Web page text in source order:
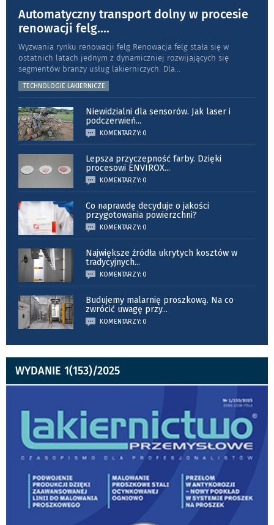
Automatyczny transport dolny w procesie
renowacji felg....
Wyzwania rynku renowacji felg Renowacja felg stała się w
ostatnich latach jednym z dynamiczniej rozwijających się
segmentów branży usług lakierniczych. Dla
TECHNOLOGIE LAKIERNICZE
Niewidzialni dla sensorów. Jak laser i
podczerwień...
KOMENTARZY: 0
Lepsza przyczepność farby. Dzięki
procesowi ENVIROX...
KOMENTARZY: 0
Co naprawdę decyduje o jakości
przygotowania powierzchni?
KOMENTARZY: 0
Największe źródła ukrytych kosztów w
tradycyjnych...
KOMENTARZY: 0
Budujemy malarnię proszkową. Na co
zwrócić uwagę przy...
KOMENTARZY: 0
WYDANIE 1(153)/2025